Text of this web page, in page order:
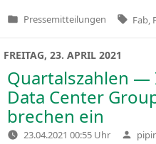
Veröffentlicht
Pressemitteilungen Tags:
Fab
FREITAG, 23. APRIL 2021
Quartalszahlen —
Data Center
brechen ein
23.04.2021 00:55 Uhr